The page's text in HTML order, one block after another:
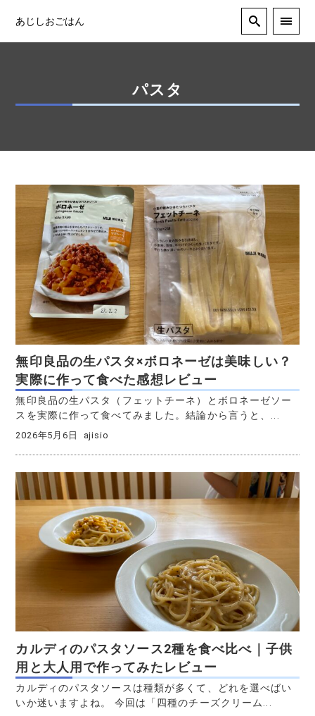
あじしおごはん
パスタ
無印良品の生パスタ×ボロネーゼは美味しい？
実際に作って食べた感想レビュー
無印良品の生パスタ（フェットチーネ）とボロネーゼソー
スを実際に作って食べてみました。結論から言うと、...
2026年5月6日 ajisio
カルディのパスタソース2種を食べ比べ｜子供
用と大人用で作ってみたレビュー
カルディのパスタソースは種類が多くて、どれを選べばい
いか迷いますよね。 今回は「四種のチーズクリーム...